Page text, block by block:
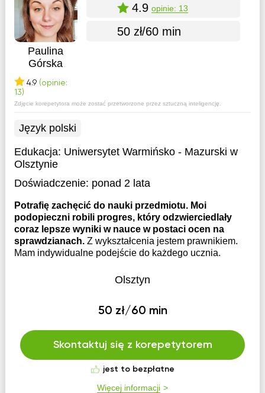
Paulina
Górska
4.9 (opinie:
13)
4.9 opinie: 13
50 zł/60 min
Zdjęcie korepetytora może zostać przetworzone przez sztuczną inteligencję.
Język polski
Edukacja: Uniwersytet Warmińsko - Mazurski w
Olsztynie
Doświadczenie: ponad 2 lata
Potrafię zachęcić do nauki przedmiotu. Moi
podopieczni robili progres, który odzwierciedlały
coraz lepsze wyniki w nauce w postaci ocen na
sprawdzianach. Z wykształcenia jestem prawnikiem.
Mam indywidualne podejście do każdego ucznia.
Olsztyn
50 zł/60 min
Skontaktuj się z korepetytorem
jest to bezpłatne
Więcej informacji